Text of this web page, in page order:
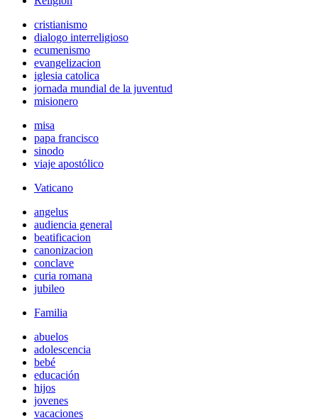
cristianismo
dialogo interreligioso
ecumenismo
evangelizacion
iglesia catolica
jornada mundial de la juventud
misionero
misa
papa francisco
sinodo
viaje apostólico
Vaticano
angelus
audiencia general
beatificacion
canonizacion
conclave
curia romana
jubileo
Familia
abuelos
adolescencia
bebé
educación
hijos
jovenes
vacaciones